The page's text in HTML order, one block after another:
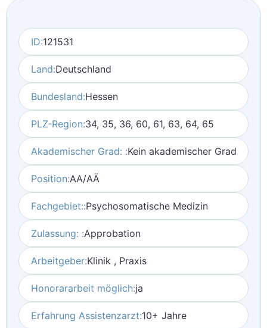
ID:121531
Land:Deutschland
Bundesland:Hessen
PLZ-Region:34, 35, 36, 60, 61, 63, 64, 65
Akademischer Grad: :Kein akademischer Grad
Position:AA/AÄ
Fachgebiet::Psychosomatische Medizin
Zulassung: :Approbation
Arbeitgeber:Klinik , Praxis
Honorararbeit möglich:ja
Erfahrung Assistenzarzt:10+ Jahre